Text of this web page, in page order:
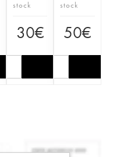
stock
30€
stock
50€